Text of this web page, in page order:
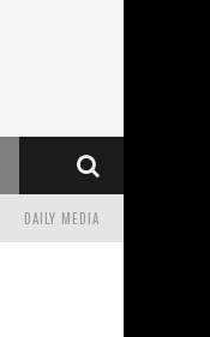
DAILY MEDIA